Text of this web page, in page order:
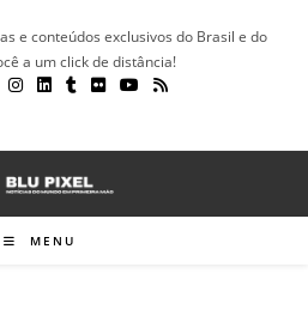
e conteúdos exclusivos do Brasil e do
a um click de distância!
MENU